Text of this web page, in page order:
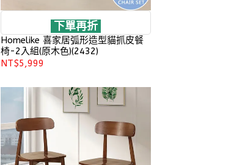
下單再折
Homelike 喜家居弧形造型貓抓皮餐
椅-2入組(原木色)(2432)
NT$5,999